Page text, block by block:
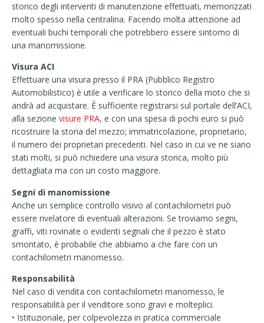
storico degli interventi di manutenzione effettuati, memorizzati
molto spesso nella centralina. Facendo molta attenzione ad
eventuali buchi temporali che potrebbero essere sintomo di
una manomissione.
Visura ACI
Effettuare una visura presso il PRA (Pubblico Registro
Automobilistico) è utile a verificare lo storico della moto che si
andrà ad acquistare. È sufficiente registrarsi sul portale dell’ACI,
alla sezione visure PRA, e con una spesa di pochi euro si può
ricostruire la storia del mezzo; immatricolazione, proprietario,
il numero dei proprietari precedenti. Nel caso in cui ve ne siano
stati molti, si può richiedere una visura storica, molto più
dettagliata ma con un costo maggiore.
Segni di manomissione
Anche un semplice controllo visivo al contachilometri può
essere rivelatore di eventuali alterazioni. Se troviamo segni,
graffi, viti rovinate o evidenti segnali che il pezzo è stato
smontato, è probabile che abbiamo a che fare con un
contachilometri manomesso.
Responsabilità
Nel caso di vendita con contachilometri manomesso, le
responsabilità per il venditore sono gravi e molteplici.
• Istituzionale, per colpevolezza in pratica commerciale